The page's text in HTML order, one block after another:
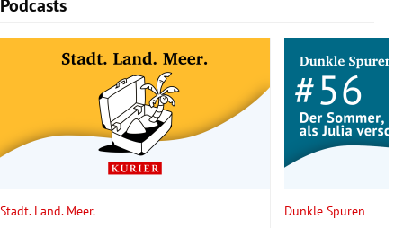
Podcasts
Slide 1 von 5
Stadt. Land. Meer. Dunkle Spuren